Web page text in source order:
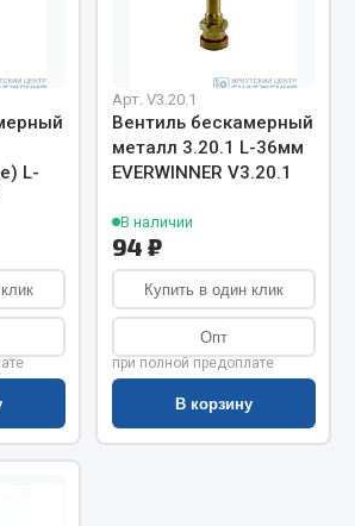
ещё
электрика
L-
Арт. V3.20.1
Вентиль бескамерный
металл 3.20.1 L-36мм
EVERWINNER V3.20.1
В наличии
94 ₽
Купить в один клик
Опт
при полной предоплате
В корзину